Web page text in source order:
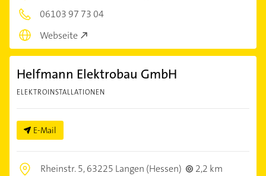
06103 97 73 04
Webseite
Helfmann Elektrobau GmbH
ELEKTROINSTALLATIONEN
E-Mail
Rheinstr. 5,63225 Langen (Hessen)
2,2 km